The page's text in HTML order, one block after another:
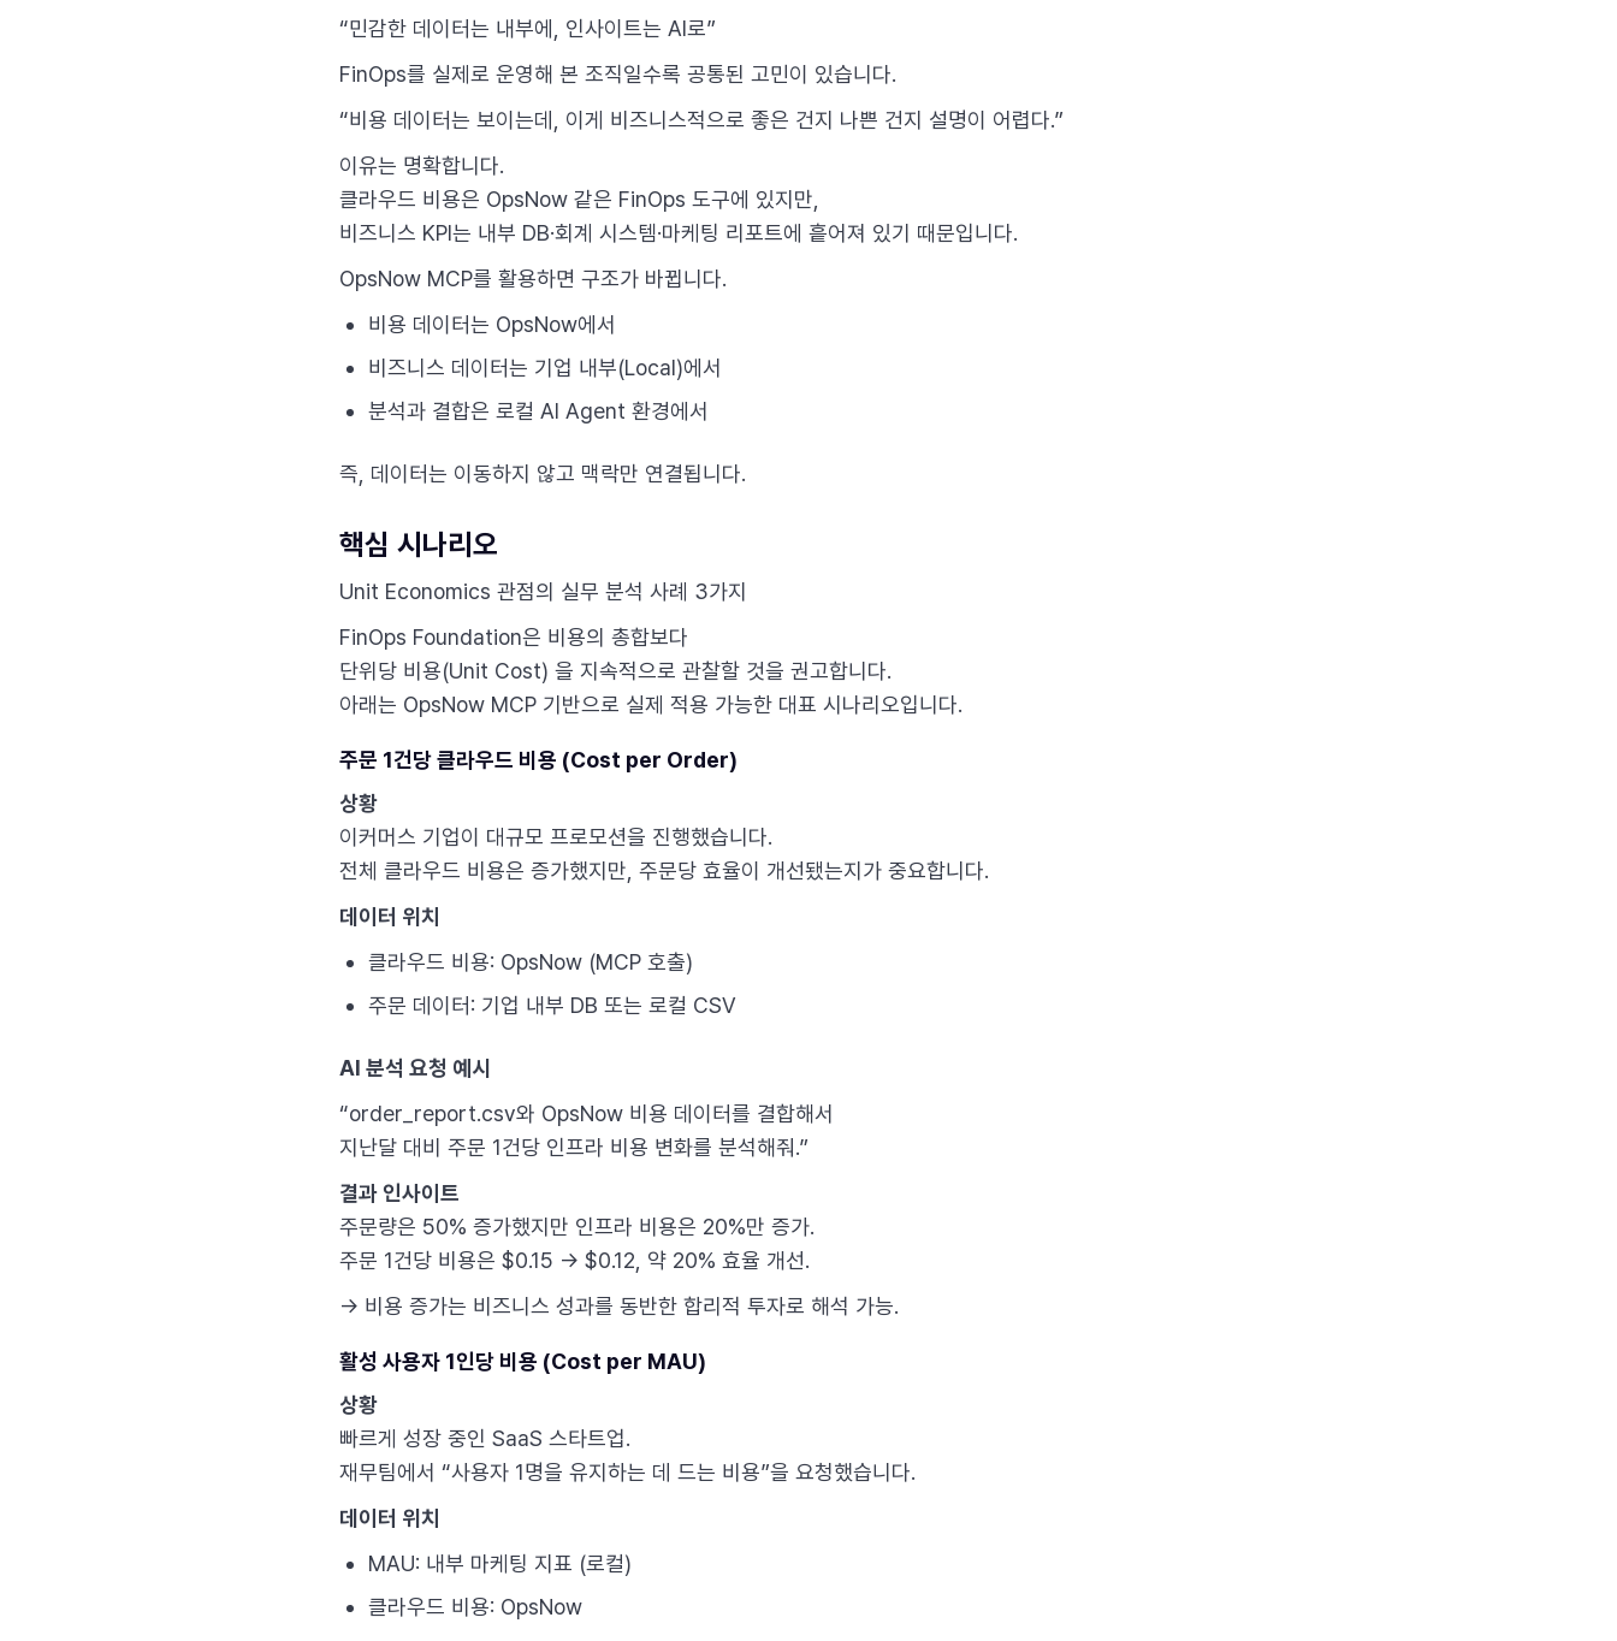
“민감한 데이터는 내부에, 인사이트는 AI로”
FinOps를 실제로 운영해 본 조직일수록 공통된 고민이 있습니다.
“비용 데이터는 보이는데, 이게 비즈니스적으로 좋은 건지 나쁜 건지 설명이 어렵다.”
이유는 명확합니다.
클라우드 비용은 OpsNow 같은 FinOps 도구에 있지만,
비즈니스 KPI는 내부 DB·회계 시스템·마케팅 리포트에 흩어져 있기 때문입니다.
OpsNow MCP를 활용하면 구조가 바뀝니다.
비용 데이터는 OpsNow에서
비즈니스 데이터는 기업 내부(Local)에서
분석과 결합은 로컬 AI Agent 환경에서
즉, 데이터는 이동하지 않고 맥락만 연결됩니다.
핵심 시나리오
Unit Economics 관점의 실무 분석 사례 3가지
FinOps Foundation은 비용의 총합보다
단위당 비용(Unit Cost) 을 지속적으로 관찰할 것을 권고합니다.
아래는 OpsNow MCP 기반으로 실제 적용 가능한 대표 시나리오입니다.
주문 1건당 클라우드 비용 (Cost per Order)
상황
이커머스 기업이 대규모 프로모션을 진행했습니다.
전체 클라우드 비용은 증가했지만, 주문당 효율이 개선됐는지가 중요합니다.
데이터 위치
클라우드 비용: OpsNow (MCP 호출)
주문 데이터: 기업 내부 DB 또는 로컬 CSV
AI 분석 요청 예시
“order_report.csv와 OpsNow 비용 데이터를 결합해서
지난달 대비 주문 1건당 인프라 비용 변화를 분석해줘.”
결과 인사이트
주문량은 50% 증가했지만 인프라 비용은 20%만 증가.
주문 1건당 비용은 $0.15 → $0.12, 약 20% 효율 개선.
→ 비용 증가는 비즈니스 성과를 동반한 합리적 투자로 해석 가능.
활성 사용자 1인당 비용 (Cost per MAU)
상황
빠르게 성장 중인 SaaS 스타트업.
재무팀에서 “사용자 1명을 유지하는 데 드는 비용”을 요청했습니다.
데이터 위치
MAU: 내부 마케팅 지표 (로컬)
클라우드 비용: OpsNow